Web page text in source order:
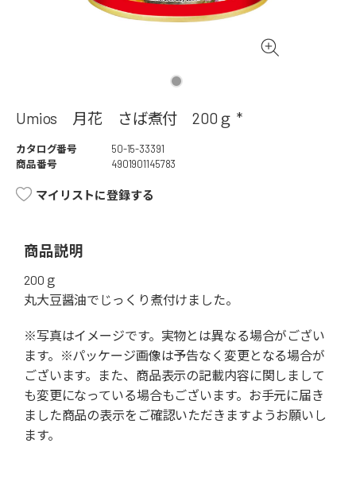
Umios 月花 さば煮付 200ｇ *
カタログ番号
50-15-33391
商品番号
4901901145783
マイリストに登録する
商品説明
200ｇ
丸大豆醤油でじっくり煮付けました。
※写真はイメージです。実物とは異なる場合がござい
ます。※パッケージ画像は予告なく変更となる場合が
ございます。また、商品表示の記載内容に関しまして
も変更になっている場合もございます。お手元に届き
ました商品の表示をご確認いただきますようお願いし
ます。